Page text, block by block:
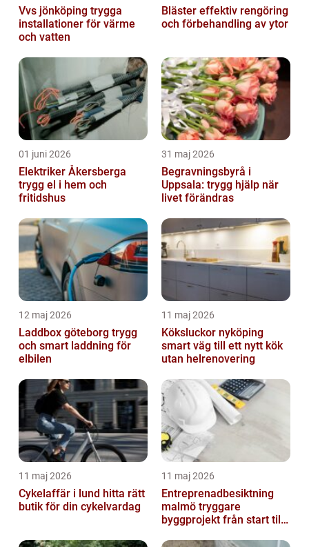
Vvs jönköping trygga
installationer för värme
och vatten
Bläster effektiv rengöring
och förbehandling av ytor
01 juni 2026
Elektriker Åkersberga
trygg el i hem och
fritidshus
31 maj 2026
Begravningsbyrå i
Uppsala: trygg hjälp när
livet förändras
12 maj 2026
Laddbox göteborg trygg
och smart laddning för
elbilen
11 maj 2026
Köksluckor nyköping
smart väg till ett nytt kök
utan helrenovering
11 maj 2026
Cykelaffär i lund hitta rätt
butik för din cykelvardag
11 maj 2026
Entreprenadbesiktning
malmö tryggare
byggprojekt från start till